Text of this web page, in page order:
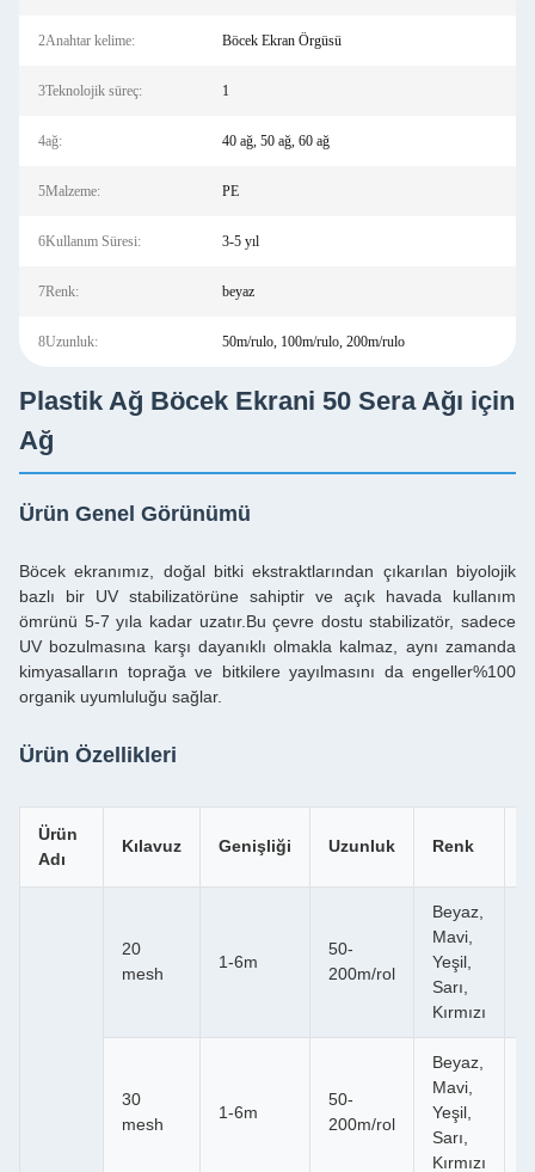
2Anahtar kelime: Böcek Ekran Örgüsü
3Teknolojik süreç: 1
4ağ: 40 ağ, 50 ağ, 60 ağ
5Malzeme: PE
6Kullanım Süresi: 3-5 yıl
7Renk: beyaz
8Uzunluk: 50m/rulo, 100m/rulo, 200m/rulo
Plastik Ağ Böcek Ekrani 50 Sera Ağı için
Ağ
Ürün Genel Görünümü
Böcek ekranımız, doğal bitki ekstraktlarından çıkarılan biyolojik
bazlı bir UV stabilizatörüne sahiptir ve açık havada kullanım
ömrünü 5-7 yıla kadar uzatır.Bu çevre dostu stabilizatör, sadece
UV bozulmasına karşı dayanıklı olmakla kalmaz, aynı zamanda
kimyasalların toprağa ve bitkilere yayılmasını da engeller%100
organik uyumluluğu sağlar.
Ürün Özellikleri
Ürün
Adı
Kılavuz Genişliği Uzunluk Renk
20
mesh
1-6m
50-
200m/rol
Beyaz,
Mavi,
Yeşil,
Sarı,
Kırmızı
30
mesh
1-6m
50-
200m/rol
Beyaz,
Mavi,
Yeşil,
Sarı,
Kırmızı